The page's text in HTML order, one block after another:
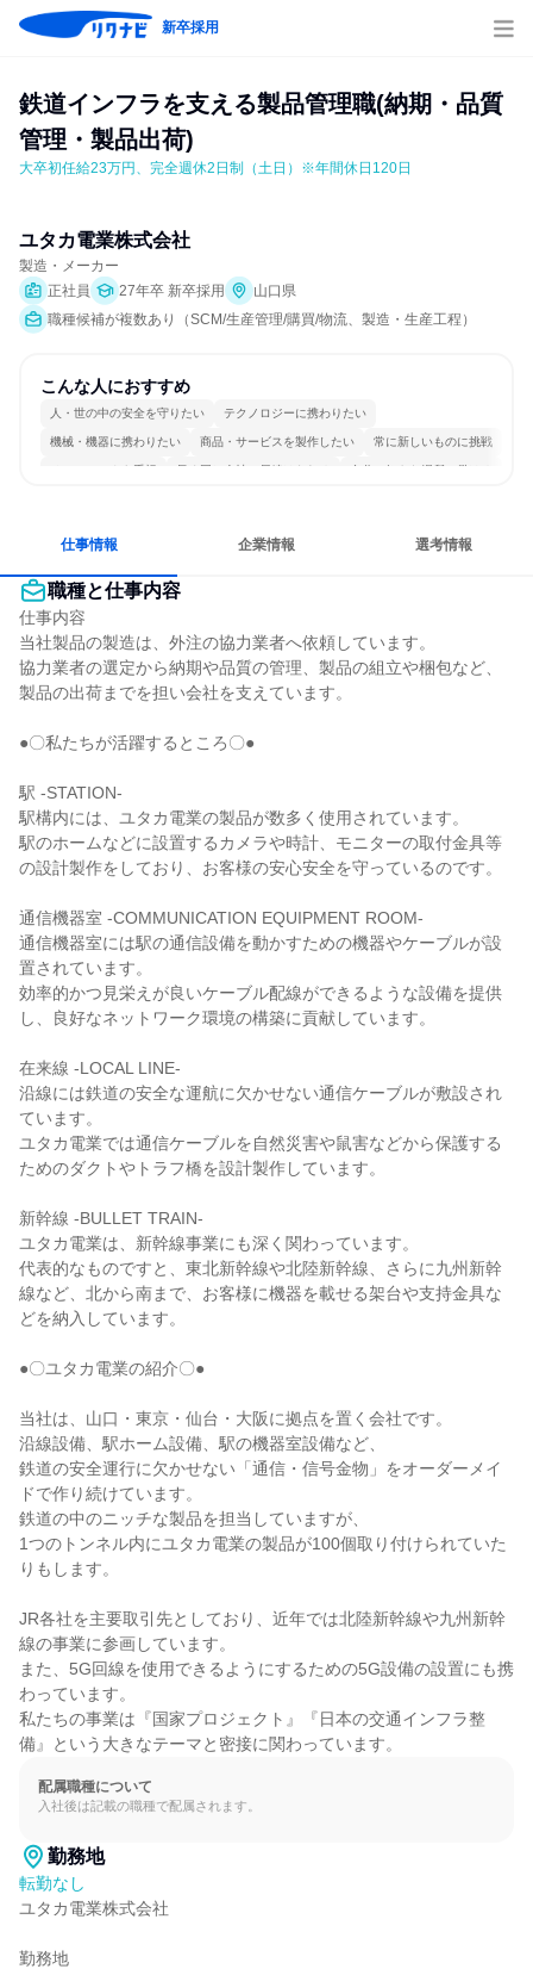
新卒採用
鉄道インフラを支える製品管理職(納期・品質
管理・製品出荷)
大卒初任給23万円、完全週休2日制（土日）※年間休日120日
ユタカ電業株式会社
製造・メーカー
正社員
27年卒 新卒採用
山口県
職種候補が複数あり（SCM/生産管理/購買/物流、製造・生産工程）
こんな人におすすめ
人・世の中の安全を守りたい テクノロジーに携わりたい
機械・機器に携わりたい 商品・サービスを製作したい 常に新しいものに挑戦
チームワークを重視 長く同じ会社に居続けられる 自分の好きな場所で働ける
仕事情報 企業情報 選考情報
職種と仕事内容
仕事内容
当社製品の製造は、外注の協力業者へ依頼しています。
協力業者の選定から納期や品質の管理、製品の組立や梱包など、
製品の出荷までを担い会社を支えています。
●〇私たちが活躍するところ〇●
駅 -STATION-
駅構内には、ユタカ電業の製品が数多く使用されています。
駅のホームなどに設置するカメラや時計、モニターの取付金具等
の設計製作をしており、お客様の安心安全を守っているのです。
通信機器室 -COMMUNICATION EQUIPMENT ROOM-
通信機器室には駅の通信設備を動かすための機器やケーブルが設
置されています。
効率的かつ見栄えが良いケーブル配線ができるような設備を提供
し、良好なネットワーク環境の構築に貢献しています。
在来線 -LOCAL LINE-
沿線には鉄道の安全な運航に欠かせない通信ケーブルが敷設され
ています。
ユタカ電業では通信ケーブルを自然災害や鼠害などから保護する
ためのダクトやトラフ橋を設計製作しています。
新幹線 -BULLET TRAIN-
ユタカ電業は、新幹線事業にも深く関わっています。
代表的なものですと、東北新幹線や北陸新幹線、さらに九州新幹
線など、北から南まで、お客様に機器を載せる架台や支持金具な
どを納入しています。
●〇ユタカ電業の紹介〇●
当社は、山口・東京・仙台・大阪に拠点を置く会社です。
沿線設備、駅ホーム設備、駅の機器室設備など、
鉄道の安全運行に欠かせない「通信・信号金物」をオーダーメイ
ドで作り続けています。
鉄道の中のニッチな製品を担当していますが、
1つのトンネル内にユタカ電業の製品が100個取り付けられていた
りもします。
JR各社を主要取引先としており、近年では北陸新幹線や九州新幹
線の事業に参画しています。
また、5G回線を使用できるようにするための5G設備の設置にも携
わっています。
私たちの事業は『国家プロジェクト』『日本の交通インフラ整
備』という大きなテーマと密接に関わっています。
配属職種について
入社後は記載の職種で配属されます。
勤務地
転勤なし
ユタカ電業株式会社
勤務地